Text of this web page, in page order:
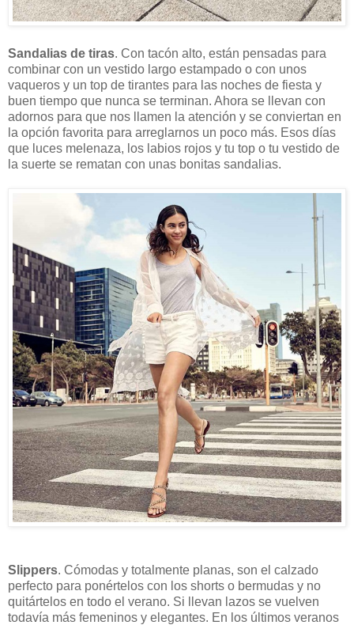
Sandalias de tiras. Con tacón alto, están pensadas para
combinar con un vestido largo estampado o con unos
vaqueros y un top de tirantes para las noches de fiesta y
buen tiempo que nunca se terminan. Ahora se llevan con
adornos para que nos llamen la atención y se conviertan en
la opción favorita para arreglarnos un poco más. Esos días
que luces melenaza, los labios rojos y tu top o tu vestido de
la suerte se rematan con unas bonitas sandalias.
Slippers. Cómodas y totalmente planas, son el calzado
perfecto para ponértelos con los shorts o bermudas y no
quitártelos en todo el verano. Si llevan lazos se vuelven
todavía más femeninos y elegantes. En los últimos veranos